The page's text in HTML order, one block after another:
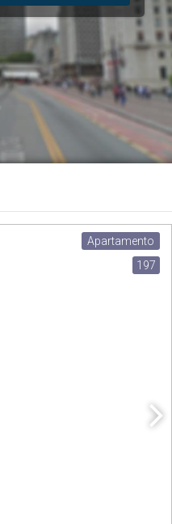
Apartamento
197